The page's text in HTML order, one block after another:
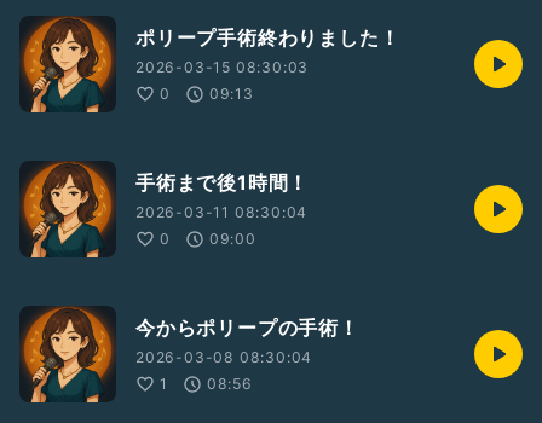
ポリープ手術終わりました！
2026-03-15 08:30:03
0
09:13
手術まで後1時間！
2026-03-11 08:30:04
0
09:00
今からポリープの手術！
2026-03-08 08:30:04
1
08:56